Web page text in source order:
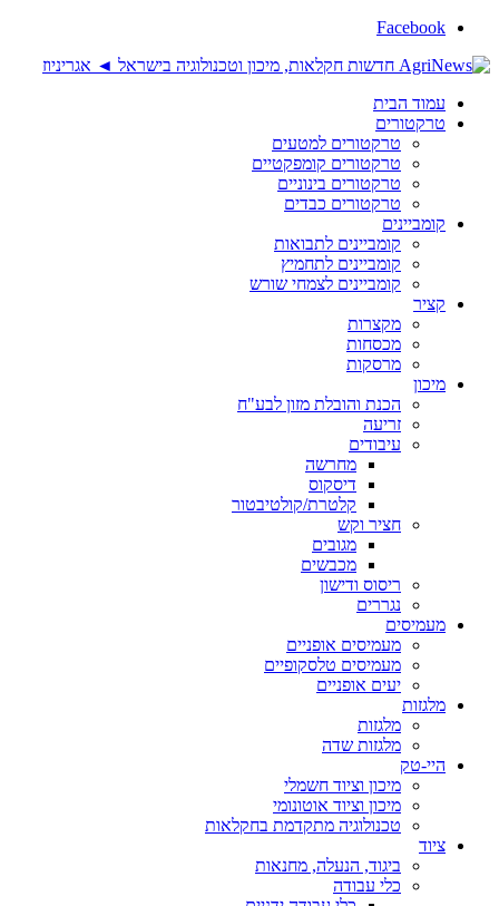
Facebook
עמוד הבית
טרקטורים
טרקטורים למטעים
טרקטורים קומפקטיים
טרקטורים בינוניים
טרקטורים כבדים
קומביינים
קומביינים לתבואות
קומביינים לתחמיץ
קומביינים לצמחי שורש
קציר
מקצרות
מכסחות
מרסקות
מיכון
הכנת והובלת מזון לבע"ח
זריעה
עיבודים
מחרשה
דיסקוס
קלטרת/קולטיבטור
חציר וקש
מגובים
מכבשים
ריסוס ודישון
נגררים
מעמיסים
מעמיסים אופניים
מעמיסים טלסקופיים
יעים אופניים
מלגזות
מלגזות
מלגזות שדה
היי-טק
מיכון וציוד חשמלי
מיכון וציוד אוטונומי
טכנולוגיה מתקדמת בחקלאות
ציוד
ביגוד, הנעלה, מחנאות
כלי עבודה